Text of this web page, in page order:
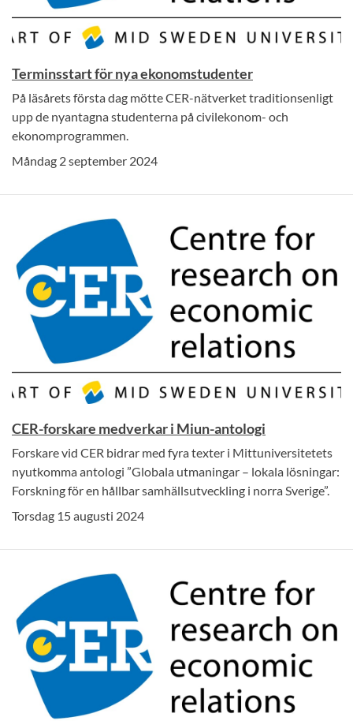
Terminsstart för nya ekonomstudenter
På läsårets första dag mötte CER-nätverket traditionsenligt
upp de nyantagna studenterna på civilekonom- och
ekonomprogrammen.
Måndag 2 september 2024
CER-forskare medverkar i Miun-antologi
Forskare vid CER bidrar med fyra texter i Mittuniversitetets
nyutkomma antologi ”Globala utmaningar – lokala lösningar:
Forskning för en hållbar samhällsutveckling i norra Sverige”.
Torsdag 15 augusti 2024